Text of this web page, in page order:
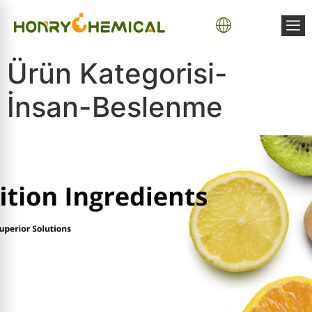
Ürün Kategorisi-
İnsan-Beslenme